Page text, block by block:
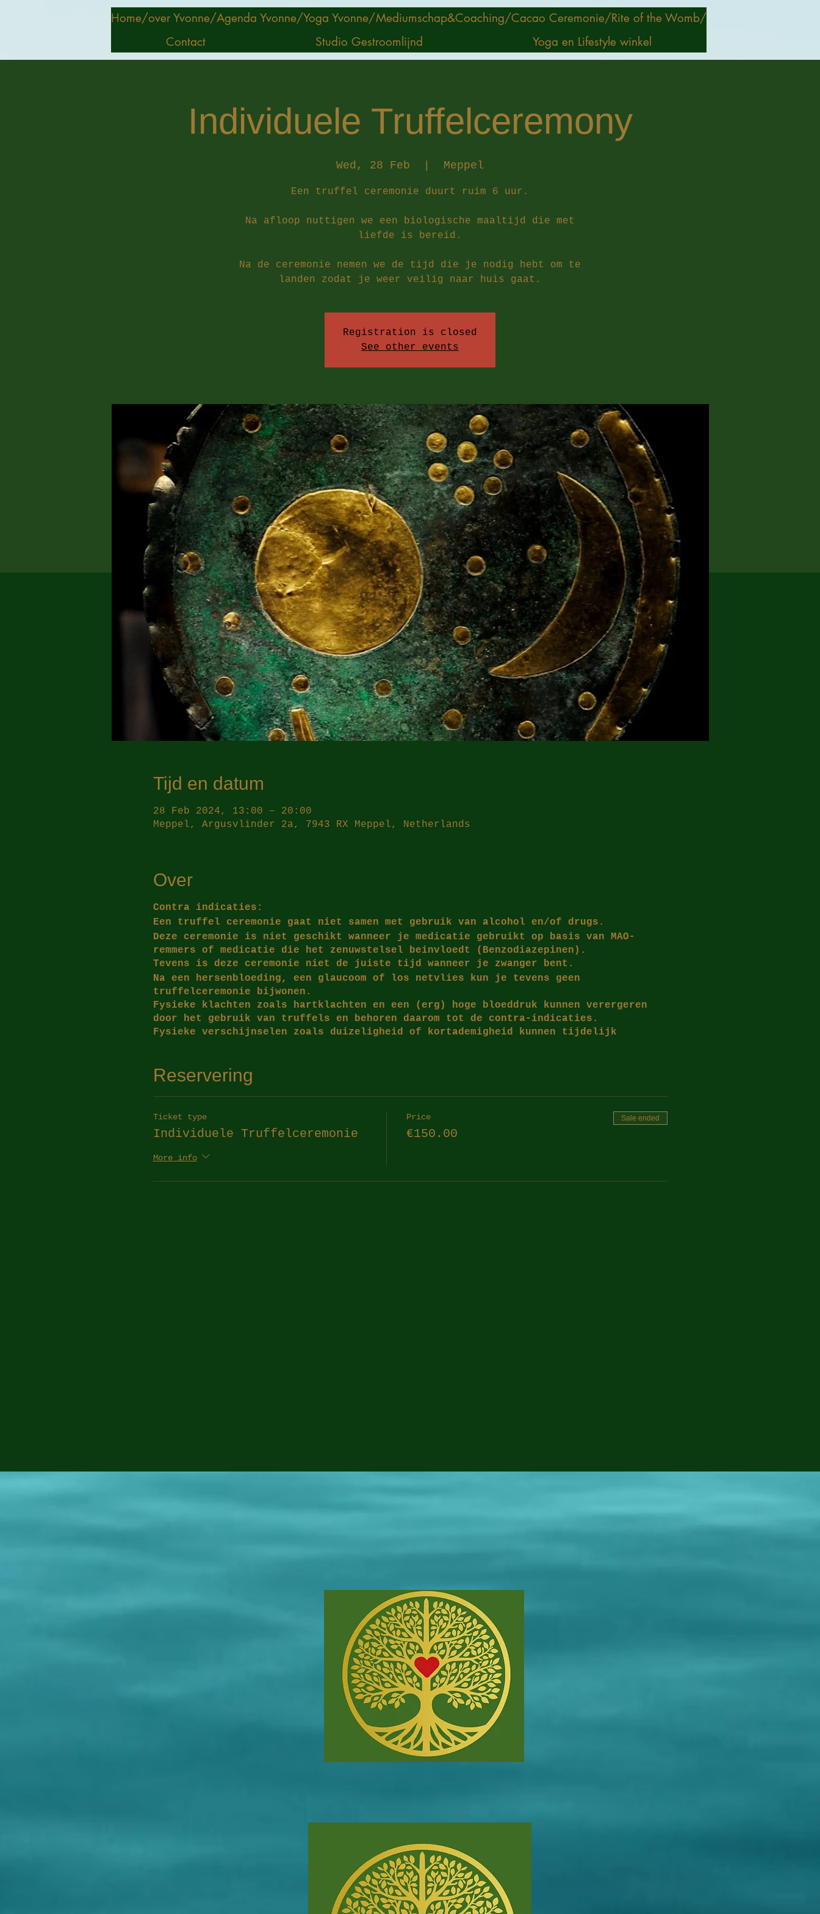
Home/over Yvonne/Agenda Yvonne/Yoga Yvonne/Mediumschap&Coaching/Cacao Ceremonie/Rite of the Womb/
Contact
Studio Gestroomlijnd Yoga en Lifestyle winkel
Individuele Truffelceremony
Wed, 28 Feb Meppel
Een truffel ceremonie duurt ruim 6 uur.
Na afloop nuttigen we een biologische maaltijd die met
liefde is bereid.
Na de ceremonie nemen we de tijd die je nodig hebt om te
landen zodat je weer veilig naar huis gaat.
Registration is closed
See other events
Tijd en datum
28 Feb 2024, 13:00 – 20:00
Meppel, Argusvlinder 2a, 7943 RX Meppel, Netherlands
Over
​Contra indicaties:
Een truffel ceremonie gaat niet samen met gebruik van alcohol en/of drugs.
Deze ceremonie is niet geschikt wanneer je medicatie gebruikt op basis van MAO-
remmers of medicatie die het zenuwstelsel beinvloedt (Benzodiazepinen).
Tevens is deze ceremonie niet de juiste tijd wanneer je zwanger bent.
Na een hersenbloeding, een glaucoom of los netvlies kun je tevens geen
truffelceremonie bijwonen.
Fysieke klachten zoals hartklachten en een (erg) hoge bloeddruk kunnen verergeren
door het gebruik van truffels en behoren daarom tot de contra-indicaties.
​Fysieke verschijnselen zoals duizeligheid of kortademigheid kunnen tijdelijk
Reservering
Ticket type
Individuele Truffelceremonie
More info
Price
€150.00
Sale ended